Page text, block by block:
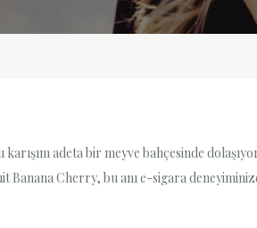
adeta bir meyve bahçesinde
Cherry, bu anı e-sigara